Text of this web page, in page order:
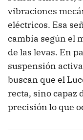
vibraciones
eléctricos. Esa
cambia según el
de las levas. En
suspensión
buscan que el
recta, sino capaz
precisión lo que